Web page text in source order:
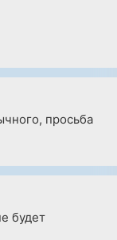
просьба
будет